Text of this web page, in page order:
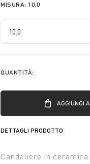
MISURA: 10.0
QUANTITÀ:
AGGIUNGI
DETTAGLI PRODOTTO
Candeliere in